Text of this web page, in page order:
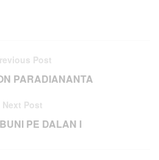
Post
PARADIANANTA
Next Post
PE DALAN I